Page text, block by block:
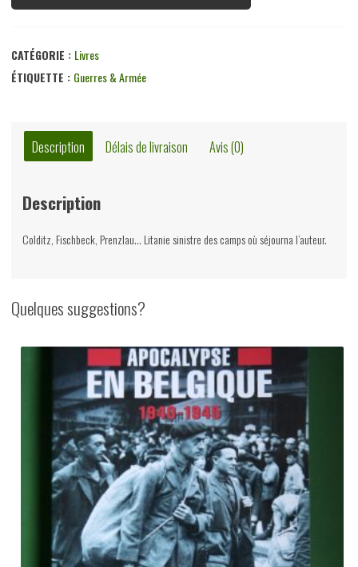
CATÉGORIE : Livres
ÉTIQUETTE : Guerres & Armée
Description Délais de livraison Avis (0)
Description
Colditz, Fischbeck, Prenzlau… Litanie sinistre des camps où séjourna l’auteur.
Quelques suggestions?